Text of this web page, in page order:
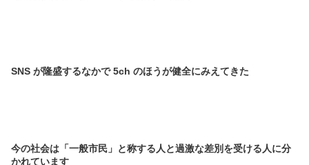
SNS が隆盛するなかで 5ch のほうが健全にみえてきた
今の社会は「一般市民」と称する人と過激な差別を受ける人に分
かれています